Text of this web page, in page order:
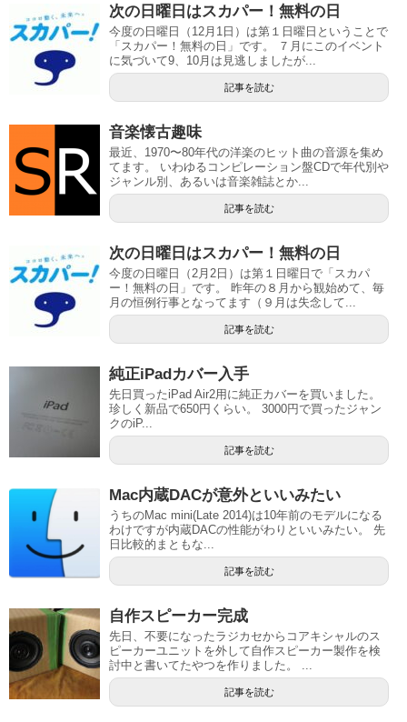
次の日曜日はスカパー！無料の日
今度の日曜日（12月1日）は第１日曜日ということで
「スカパー！無料の日」です。 ７月にこのイベント
に気づいて9、10月は見逃しましたが...
記事を読む
音楽懐古趣味
最近、1970〜80年代の洋楽のヒット曲の音源を集め
てます。 いわゆるコンピレーション盤CDで年代別や
ジャンル別、あるいは音楽雑誌とか...
記事を読む
次の日曜日はスカパー！無料の日
今度の日曜日（2月2日）は第１日曜日で「スカパ
ー！無料の日」です。 昨年の８月から観始めて、毎
月の恒例行事となってます（９月は失念して...
記事を読む
純正iPadカバー入手
先日買ったiPad Air2用に純正カバーを買いました。
珍しく新品で650円くらい。 3000円で買ったジャン
クのiP...
記事を読む
Mac内蔵DACが意外といいみたい
うちのMac mini(Late 2014)は10年前のモデルになる
わけですが内蔵DACの性能がわりといいみたい。 先
日比較的まともな...
記事を読む
自作スピーカー完成
先日、不要になったラジカセからコアキシャルのス
ピーカーユニットを外して自作スピーカー製作を検
討中と書いてたやつを作りました。 ...
記事を読む